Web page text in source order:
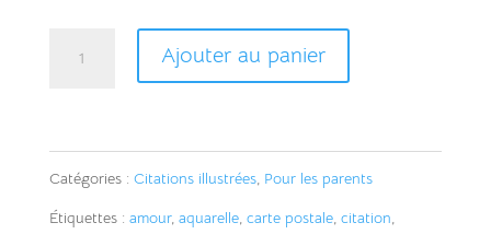
le
Ajouter au panier
l
Catégories : Citations illustrées, Pour les parents
Étiquettes : amour, aquarelle, carte postale, citation,